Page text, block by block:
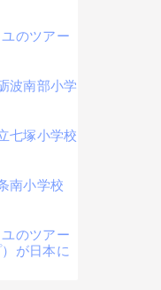
のツアー
波南部小学
七塚小学校
南小学校
のツアー
が日本に